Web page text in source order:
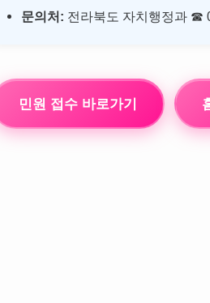
문의처: 전라북도 자치행정과 ☎
민원 접수 바로가기